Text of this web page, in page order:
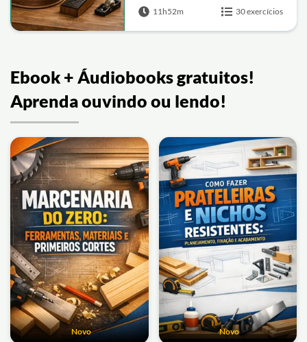
11h52m 30 exercícios
Ebook + Áudiobooks gratuitos!
Aprenda ouvindo ou lendo!
Novo Novo